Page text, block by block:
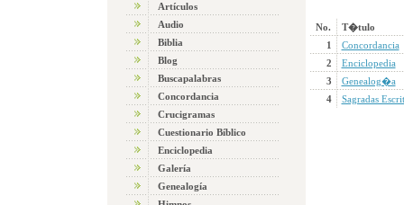
Artículos
Audio
Biblia
Blog
Buscapalabras
Concordancia
Crucigramas
Cuestionario Bíblico
Enciclopedia
Galería
Genealogía
No.
T�tulo
1
Concordancia
2
Enciclopedia
3
Genealog�a
4
Sagradas